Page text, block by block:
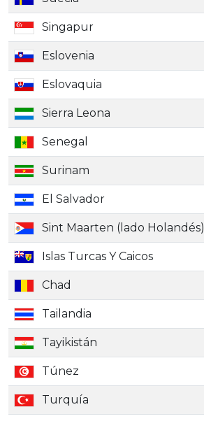
Singapur
Eslovenia
Eslovaquia
Sierra Leona
Senegal
Surinam
El Salvador
Sint Maarten (lado Holandés)
Islas Turcas Y Caicos
Chad
Tailandia
Tayikistán
Túnez
Turquía